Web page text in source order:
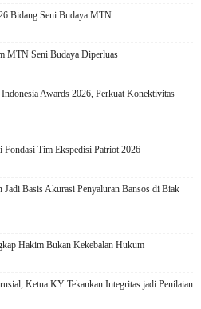
Bidang Seni Budaya MTN
MTN Seni Budaya Diperluas
Awards 2026, Perkuat Konektivitas
Fondasi Tim Ekspedisi Patriot 2026
Basis Akurasi Penyaluran Bansos di Biak
Hakim Bukan Kekebalan Hukum
Ketua KY Tekankan Integritas jadi Penilaian